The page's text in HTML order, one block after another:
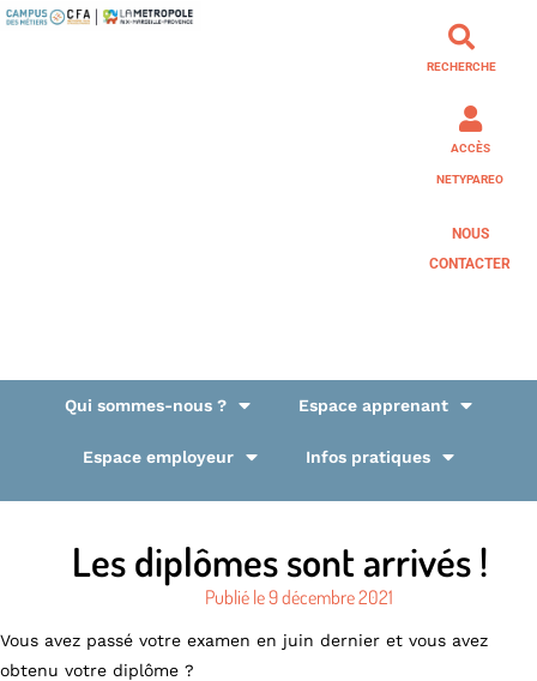
RECHERCHE
ACCÈS
NETYPAREO
NOUS
CONTACTER
Qui sommes-nous ? Espace apprenant
Espace employeur Infos pratiques
Les diplômes sont arrivés !
Publié le9 décembre 2021
Vous avez passé votre examen en juin dernier et vous avez
obtenu votre diplôme ?